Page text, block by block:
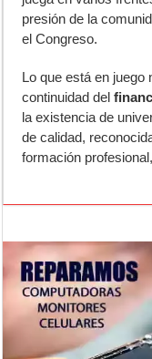
presión de la
el Congreso.
Lo que está en
continuidad del
la existencia de
de calidad,
formación